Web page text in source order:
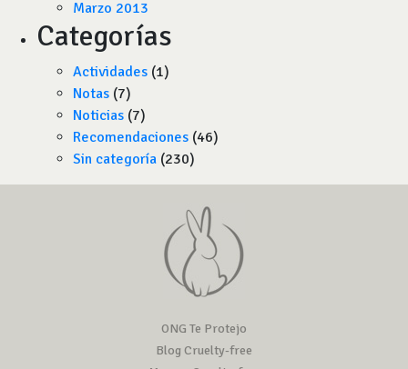
Marzo 2013
Categorías
Actividades (1)
Notas (7)
Noticias (7)
Recomendaciones (46)
Sin categoría (230)
ONG Te Protejo
Blog Cruelty-free